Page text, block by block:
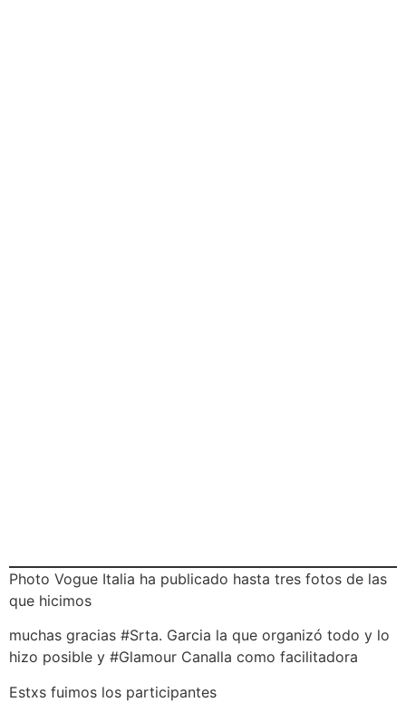
Photo Vogue Italia ha publicado hasta tres fotos de las
que hicimos
muchas gracias #Srta. Garcia la que organizó todo y lo
hizo posible y #Glamour Canalla como facilitadora
Estxs fuimos los participantes